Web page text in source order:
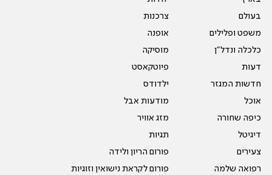
בעולם
משפט ופלילים
כלכלה ונדל"ן
דעות
חדשות המגזר
אוכל
כיפה שחורה
דיגיטל
צעירים
רפואה שלמה
צרכנות
אופנה
מוסיקה
פיוטקאסט
ילדודס
מודעות אבל
מזג אוויר
תגיות
פורום הריון ולידה
פורום לקראת נישואין וזוגיות